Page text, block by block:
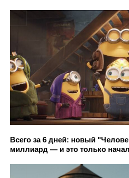
Всего за 6 дней: новый
миллиард — и это только